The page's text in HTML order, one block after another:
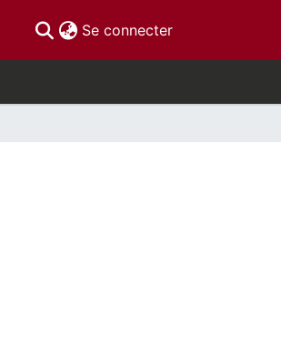
Se connecter(current)